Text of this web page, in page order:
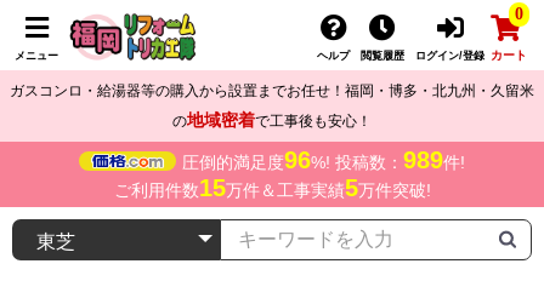
メニュー ヘルプ 閲覧履歴 ログイン/登録
0
カート
ガスコンロ・給湯器等の購入から設置までお任せ！福岡・博多・北九州・久留米
の地域密着で工事後も安心！
圧倒的満足度96%! 投稿数： 989件!
ご利用件数15万件＆工事実績5万件突破!